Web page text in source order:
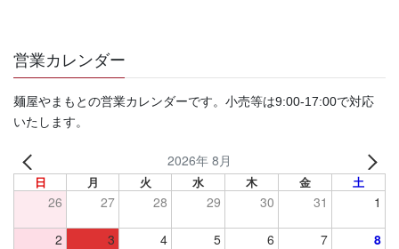
営業カレンダー
麺屋やまもとの営業カレンダーです。小売等は9:00-17:00で対応
いたします。
2026年 8月
日 月 火 水 木 金 土
26 27 28 29 30 31 1
2 3 4 5 6 7 8